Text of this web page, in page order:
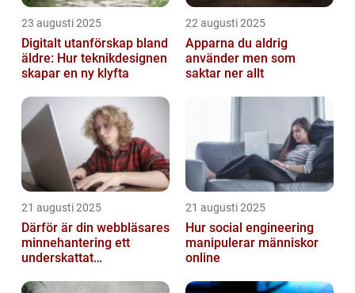
23 augusti 2025
Digitalt utanförskap bland
äldre: Hur teknikdesignen
skapar en ny klyfta
22 augusti 2025
Apparna du aldrig
använder men som
saktar ner allt
21 augusti 2025
Därför är din webbläsares
minnehantering ett
underskattat
21 augusti 2025
Hur social engineering
manipulerar människor
online